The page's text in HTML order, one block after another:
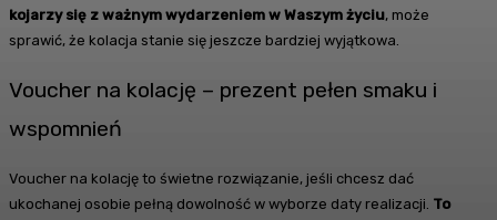
kojarzy się z ważnym wydarzeniem w Waszym życiu, może
sprawić, że kolacja stanie się jeszcze bardziej wyjątkowa.
Voucher na kolację – prezent pełen smaku i
wspomnień
Voucher na kolację to świetne rozwiązanie, jeśli chcesz dać
ukochanej osobie pełną dowolność w wyborze daty realizacji. To